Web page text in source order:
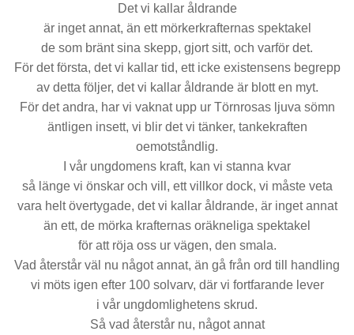
Det vi kallar åldrande
är inget annat, än ett mörkerkrafternas spektakel
de som bränt sina skepp, gjort sitt, och varför det.
För det första, det vi kallar tid, ett icke existensens begrepp
av detta följer, det vi kallar åldrande är blott en myt.
För det andra, har vi vaknat upp ur Törnrosas ljuva sömn
äntligen insett, vi blir det vi tänker, tankekraften
oemotståndlig.
I vår ungdomens kraft, kan vi stanna kvar
så länge vi önskar och vill, ett villkor dock, vi måste veta
vara helt övertygade, det vi kallar åldrande, är inget annat
än ett, de mörka krafternas oräkneliga spektakel
för att röja oss ur vägen, den smala.
Vad återstår väl nu något annat, än gå från ord till handling
vi möts igen efter 100 solvarv, där vi fortfarande lever
i vår ungdomlighetens skrud.
Så vad återstår nu, något annat